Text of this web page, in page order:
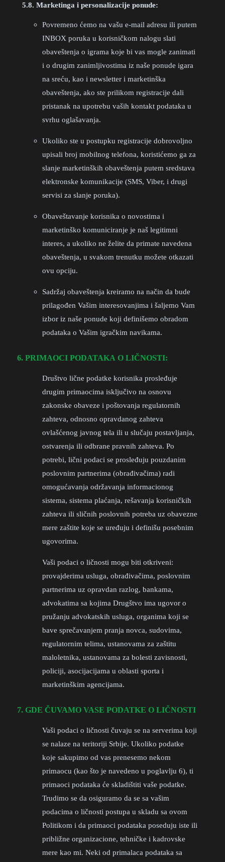
5.8. Marketinga i personalizacije ponude:
Povremeno ćemo na vašu e-mail adresu ili putem
INBOX poruka u korisničkom nalogu slati
obaveštenja o igrama koje bi vas mogle zanimati
i o drugim zanimljivostima iz naše ponude igara
na sreću, kao i newsletter i marketinška
obaveštenja, ako ste prilikom registracije dali
pristanak na upotrebu vaših kontakt podataka u
svrhu oglašavanja.
Ukoliko ste u postupku registracije dobrovoljno
upisali broj mobilnog telefona, koristićemo ga za
slanje marketinških obaveštenja putem sredstava
elektronske komunikacije (SMS, Viber, i drugi
servisi za slanje poruka).
Obaveštavanje korisnika o novostima i
marketinško komuniciranje je naš legitimni
interes, a ukoliko ne želite da primate navedena
obaveštenja, u svakom trenutku možete otkazati
ovu opciju.
Sadržaj obaveštenja kreiramo na način da bude
prilagođen Vašim interesovanjima i šaljemo Vam
izbor iz naše ponude koji definišemo obradom
podataka o Vašim igračkim navikama.
6. PRIMAOCI PODATAKA O LIČNOSTI:
Društvo lične podatke korisnika prosleđuje
drugim primaocima isključivo na osnovu
zakonske obaveze i poštovanja regulatornih
zahteva, odnosno opravdanog zahteva
ovlašćenog javnog tela ili u slučaju postavljanja,
ostvarenja ili odbrane pravnih zahteva. Po
potrebi, lični podaci se prosleđuju pouzdanim
poslovnim partnerima (obrađivačima) radi
omogućavanja održavanja informacionog
sistema, sistema plaćanja, rešavanja korisničkih
zahteva ili sličnih poslovnih potreba uz obavezne
mere zaštite koje se uređuju i definišu posebnim
ugovorima.
Vaši podaci o ličnosti mogu biti otkriveni:
provajderima usluga, obrađivačima, poslovnim
partnerima uz opravdan razlog, bankama,
advokatima sa kojima Drugštvo ima ugovor o
pružanju advokatskih usluga, organima koji se
bave sprečavanjem pranja novca, sudovima,
regulatornim telima, ustanovama za zaštitu
maloletnika, ustanovama za bolesti zavisnosti,
policiji, asocijacijama u oblasti sporta i
marketinškim agencijama.
7. GDE ČUVAMO VASE PODATKE O LIČNOSTI
Vaši podaci o ličnosti čuvaju se na serverima koji
se nalaze na teritoriji Srbije. Ukoliko podatke
koje sakupimo od vas prenesemo nekom
primaocu (kao što je navedeno u poglavlju 6), ti
primaoci podataka će skladištiti vaše podatke.
Trudimo se da osiguramo da se sa vašim
podacima o ličnosti postupa u skladu sa ovom
Politikom i da primaoci podataka poseduju iste ili
približne organizacione, tehničke i kadrovske
mere kao mi. Neki od primalaca podataka sa